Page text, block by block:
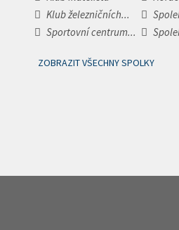
Klub železničních...
Sportovní centrum...
ZOBRAZIT VŠECHNY SPOLKY